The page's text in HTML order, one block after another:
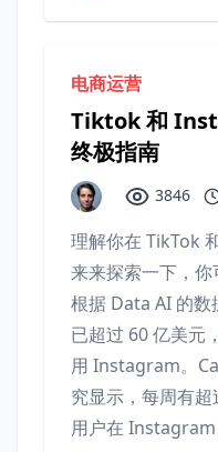
电商运营
Tiktok 和
终极指南
3846
理解你在 TikTok
来来探索一下，你
根据 Data AI 的数
已超过 60 亿美元
用 Instagram。
究显示，每周有
用户在 Instagram